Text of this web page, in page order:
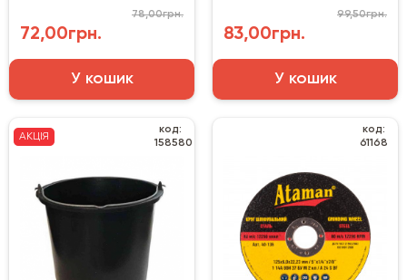
72,00грн.
78,00грн.
У кошик
83,00грн.
99,50грн.
У кошик
АКЦІЯ
код:
158580
код:
61168